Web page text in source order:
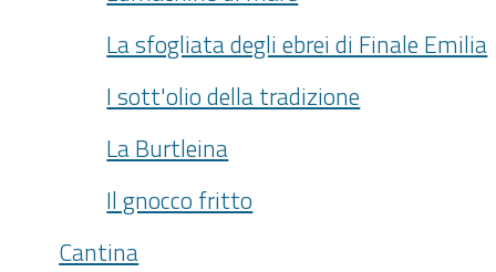
La sfogliata degli ebrei di Finale Emilia
I sott'olio della tradizione
La Burtleina
Il gnocco fritto
Cantina